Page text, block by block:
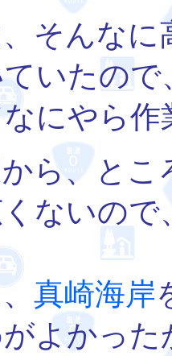
そんなに
いたので
にやら作
ら、とこ
ないの
真崎海岸
よかった